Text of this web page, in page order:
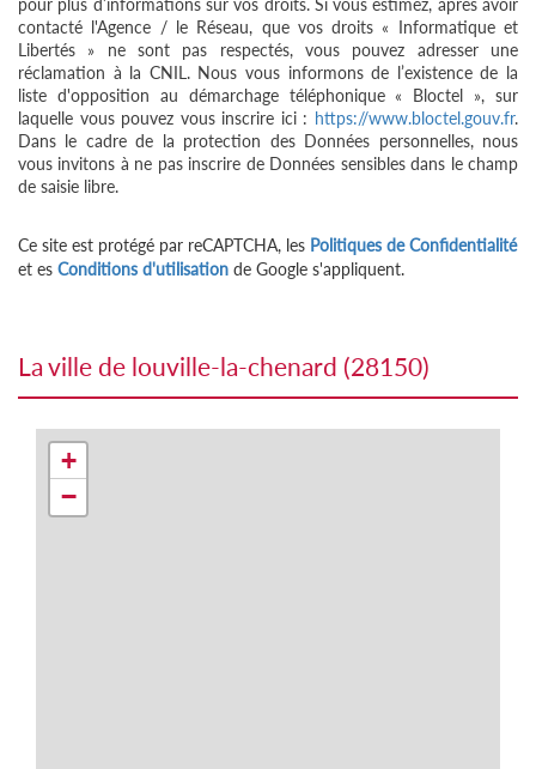
pour plus d’informations sur vos droits. Si vous estimez, après avoir
contacté l'Agence / le Réseau, que vos droits « Informatique et
Libertés » ne sont pas respectés, vous pouvez adresser une
réclamation à la CNIL. Nous vous informons de l’existence de la
liste d'opposition au démarchage téléphonique « Bloctel », sur
laquelle vous pouvez vous inscrire ici : https://www.bloctel.gouv.fr.
Dans le cadre de la protection des Données personnelles, nous
vous invitons à ne pas inscrire de Données sensibles dans le champ
de saisie libre.
Ce site est protégé par reCAPTCHA, les Politiques de Confidentialité
et es Conditions d'utilisation de Google s'appliquent.
la ville de louville-la-chenard (28150)
+
−